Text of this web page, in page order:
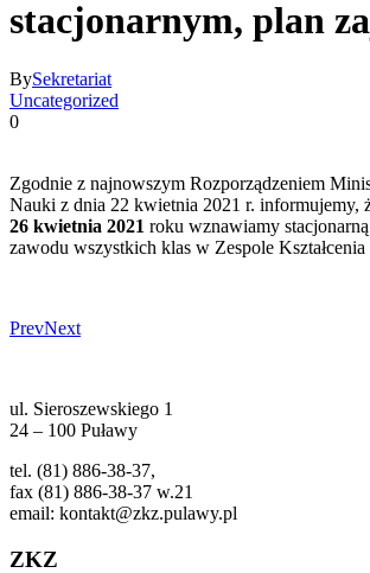
stacjonarnym, plan
BySekretariat
Uncategorized
0
Zgodnie z najnowszym Rozporządzeniem
Nauki z dnia 22 kwietnia 2021 r. informujemy,
26 kwietnia 2021 roku wznawiamy
zawodu wszystkich klas w Zespole
PrevNext
ul. Sieroszewskiego 1
24 – 100 Puławy
tel. (81) 886-38-37,
fax (81) 886-38-37 w.21
email: kontakt@zkz.pulawy.pl
ZKZ